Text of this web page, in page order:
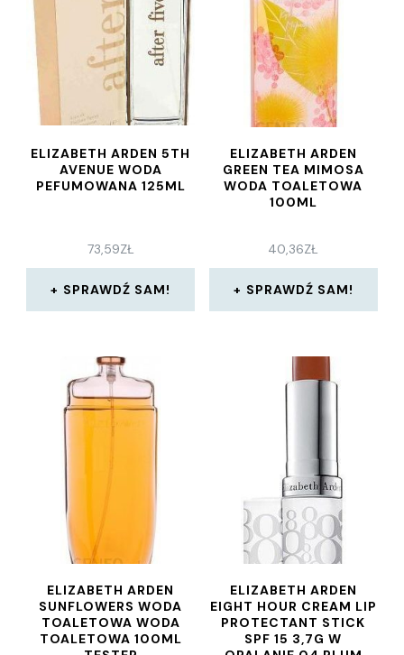
ELIZABETH ARDEN 5TH
AVENUE WODA
PEFUMOWANA 125ML
73,59ZŁ
SPRAWDŹ SAM!
ELIZABETH ARDEN
GREEN TEA MIMOSA
WODA TOALETOWA
100ML
40,36ZŁ
SPRAWDŹ SAM!
ELIZABETH ARDEN
SUNFLOWERS WODA
TOALETOWA WODA
TOALETOWA 100ML
ELIZABETH ARDEN
EIGHT HOUR CREAM LIP
PROTECTANT STICK
SPF 15 3,7G W